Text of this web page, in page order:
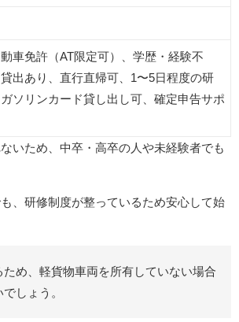
車免許（AT限定可）、学歴・経験不
出あり、直行直帰可、1〜5日程度の研
ソリンカード貸し出し可、確定申告サポ
いため、中卒・高卒の人や未経験者でも
、研修制度が整っているため安心して始
ため、軽貨物車両を所有していない場合
しょう。